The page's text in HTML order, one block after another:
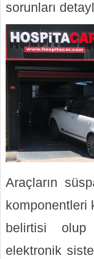
sorunları
Araçların
komponentleri
belirtisi olup
elektronik